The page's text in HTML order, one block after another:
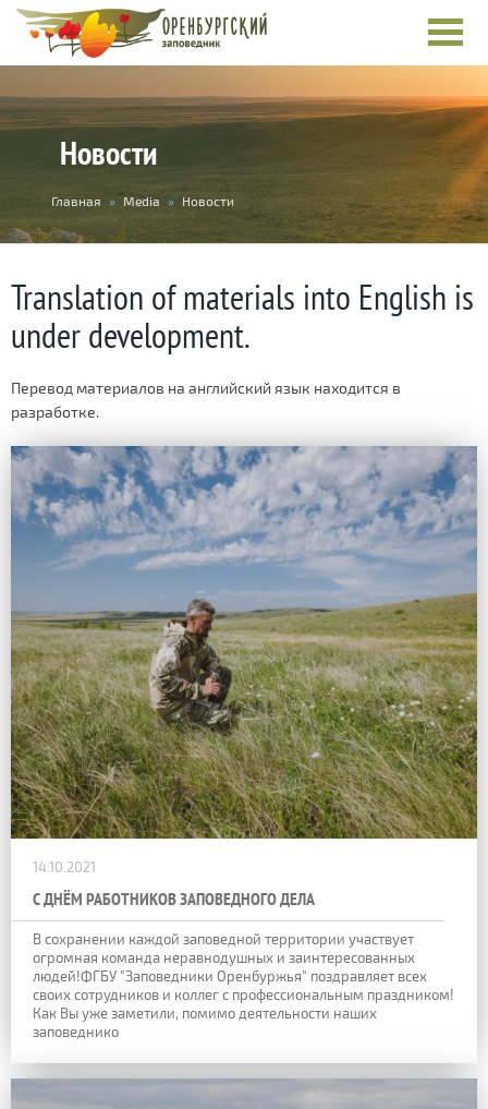
Новости
You
are
here
Главная » Media » Новости
Translation of materials into English is
under development.
Перевод материалов на английский язык находится в
разработке.
14.10.2021
С ДНЁМ РАБОТНИКОВ ЗАПОВЕДНОГО ДЕЛА
В сохранении каждой заповедной территории участвует
огромная команда неравнодушных и заинтересованных
людей!ФГБУ "Заповедники Оренбуржья" поздравляет всех
своих сотрудников и коллег с профессиональным праздником!
Как Вы уже заметили, помимо деятельности наших
заповеднико